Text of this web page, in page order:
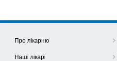
Про лікарню
Наші лікарі